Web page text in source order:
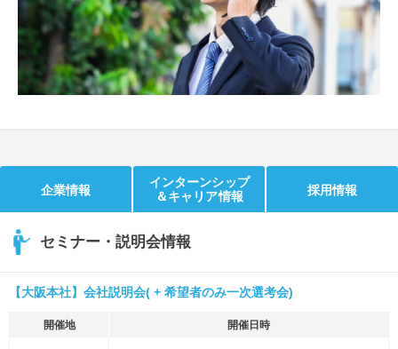
就活時事ニュースを更新 不明点があればこちら
企業情報
インターンシップ
＆キャリア情報
採用情報
セミナー・説明会情報
【大阪本社】会社説明会( + 希望者のみ一次選考会)
開催地 開催日時